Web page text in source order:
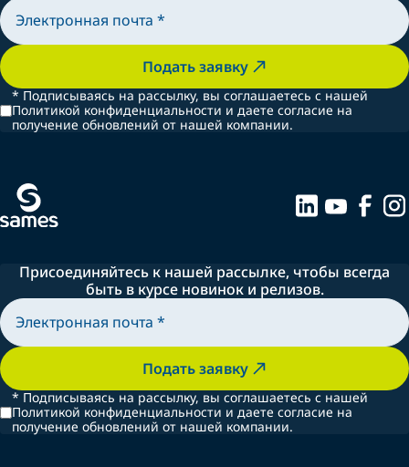
Подать заявку
* Подписываясь на рассылку, вы соглашаетесь с нашей
Политикой конфиденциальности и даете согласие на
получение обновлений от нашей компании.
Присоединяйтесь к нашей рассылке, чтобы всегда
быть в курсе новинок и релизов.
Подать заявку
* Подписываясь на рассылку, вы соглашаетесь с нашей
Политикой конфиденциальности и даете согласие на
получение обновлений от нашей компании.